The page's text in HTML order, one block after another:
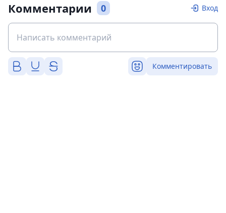
Комментарии 0 Вход
Комментировать